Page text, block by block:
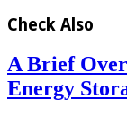
Check Also
A Brief
Energy